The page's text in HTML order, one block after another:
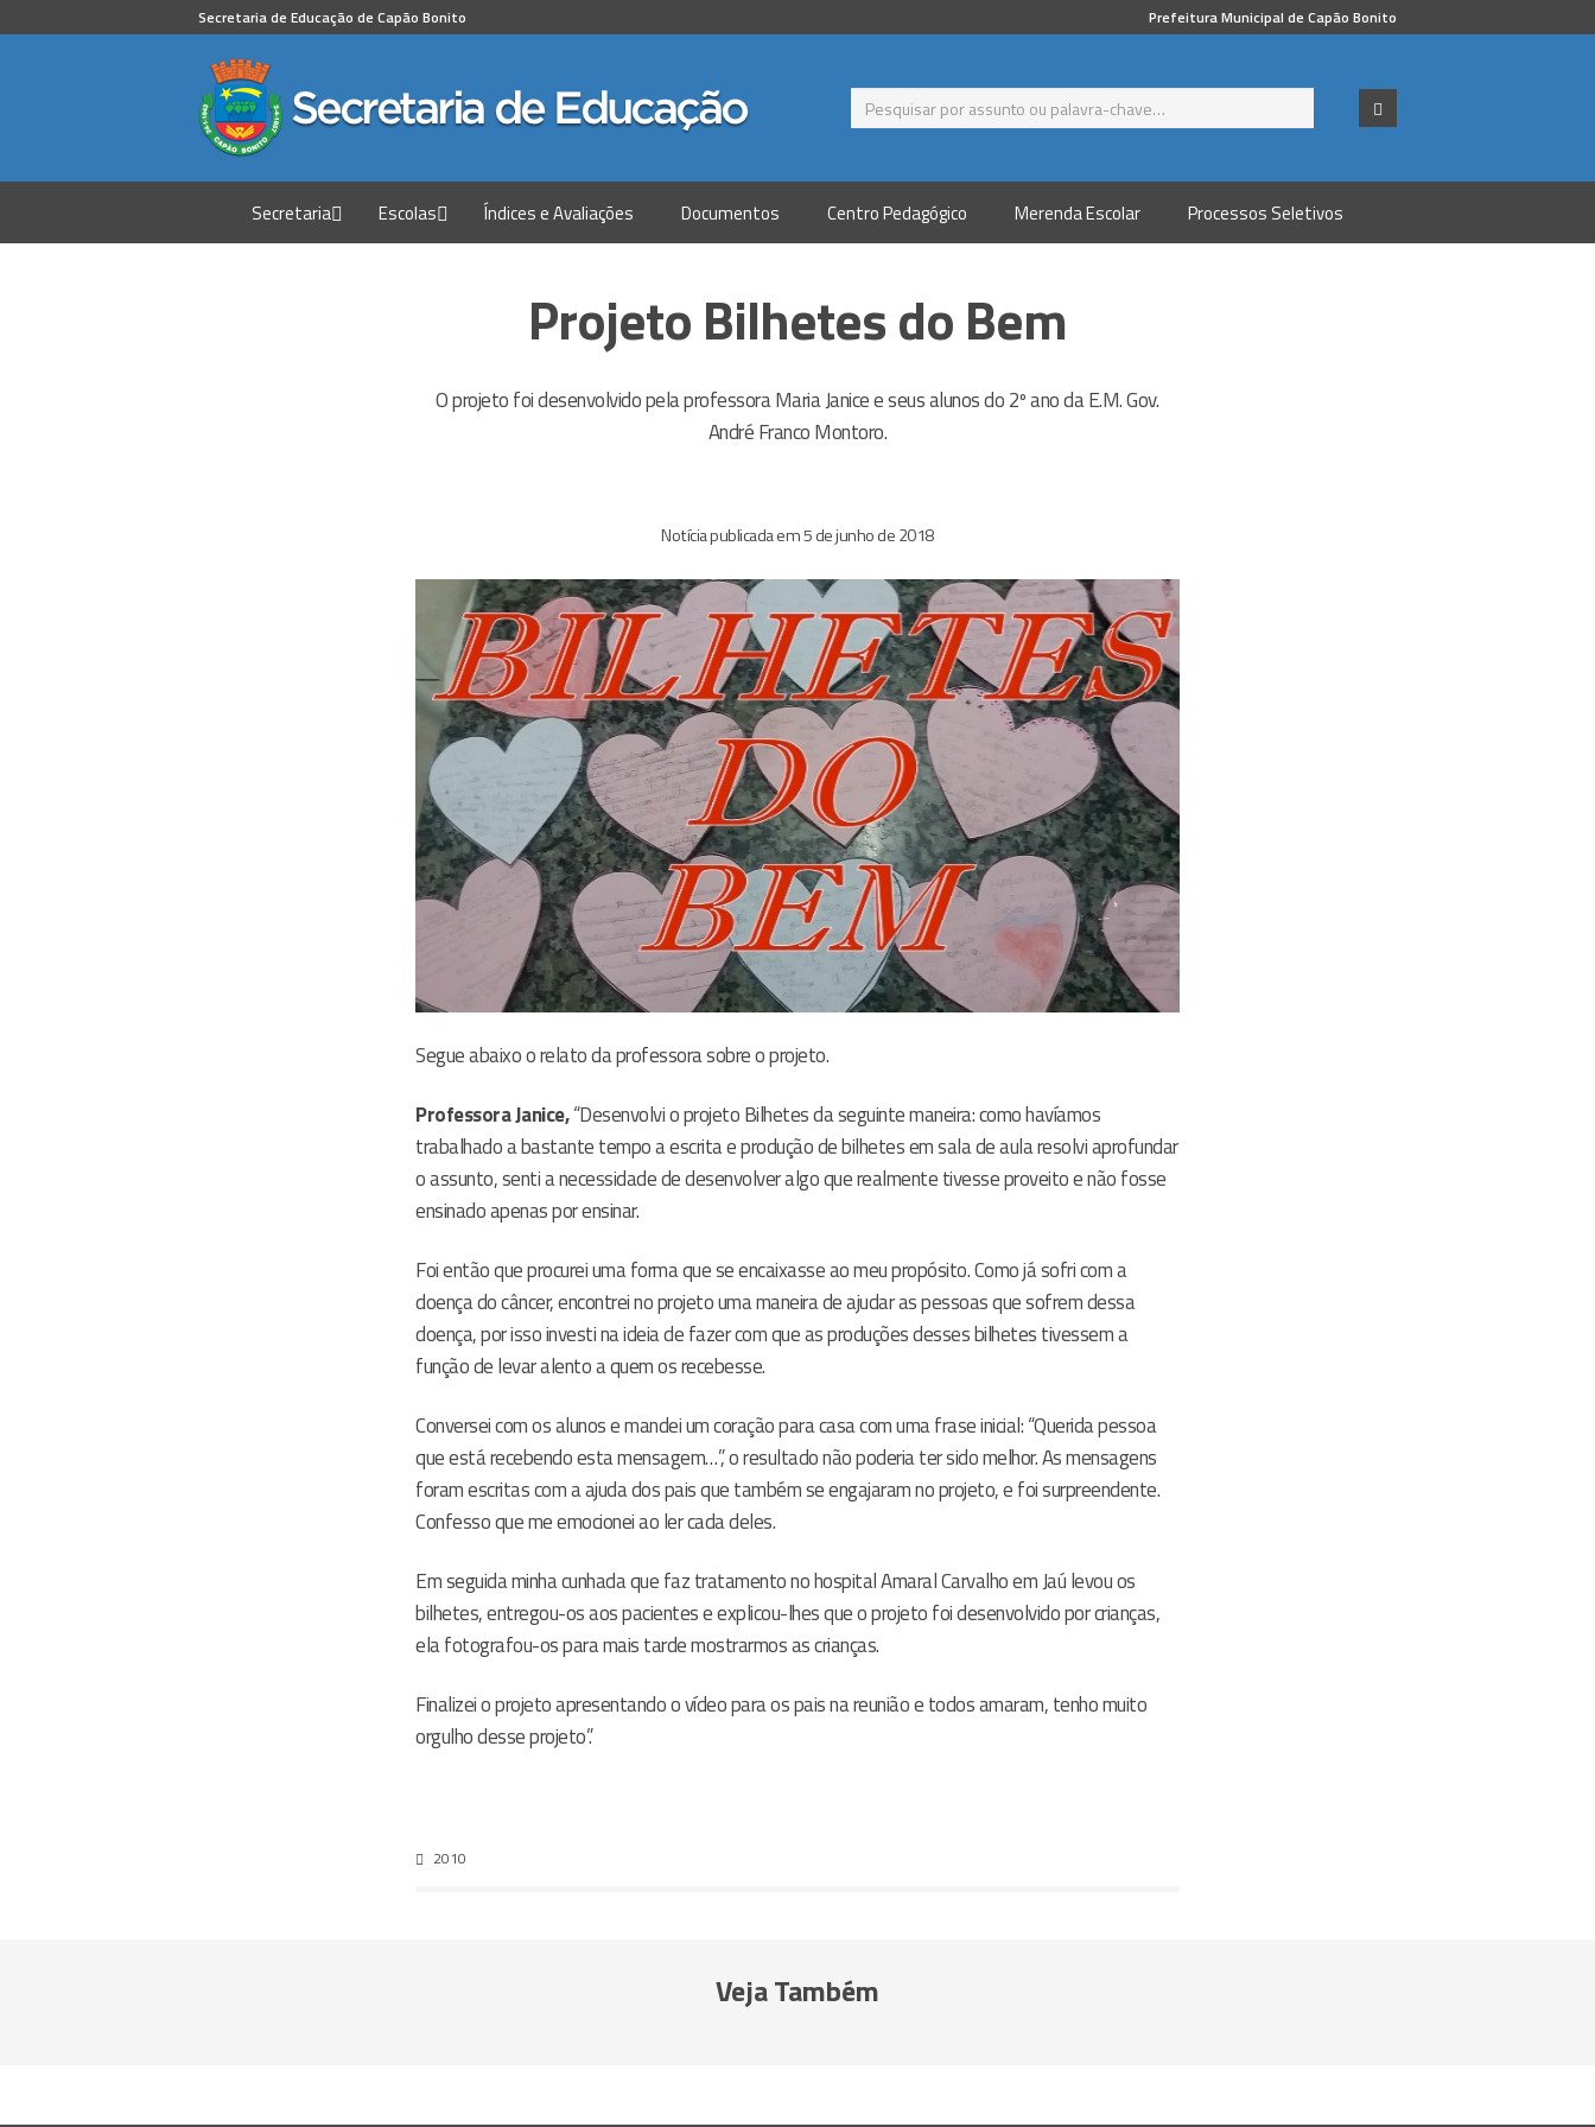
Secretaria de Educação de Capão Bonito Prefeitura Municipal de Capão Bonito
Secretaria Escolas Índices e Avaliações Documentos Centro Pedagógico Merenda Escolar Processos Seletivos
Projeto Bilhetes do Bem
O projeto foi desenvolvido pela professora Maria Janice e seus alunos do 2º ano da E.M. Gov.
André Franco Montoro.
Notícia publicada em 5 de junho de 2018
Segue abaixo o relato da professora sobre o projeto.
Professora Janice,“Desenvolvi o projeto Bilhetes da seguinte maneira: como havíamos
trabalhado a bastante tempo a escrita e produção de bilhetes em sala de aula resolvi aprofundar
o assunto, senti a necessidade de desenvolver algo que realmente tivesse proveito e não fosse
ensinado apenas por ensinar.
Foi então que procurei uma forma que se encaixasse ao meu propósito. Como já sofri com a
doença do câncer, encontrei no projeto uma maneira de ajudar as pessoas que sofrem dessa
doença, por isso investi na ideia de fazer com que as produções desses bilhetes tivessem a
função de levar alento a quem os recebesse.
Conversei com os alunos e mandei um coração para casa com uma frase inicial: “Querida pessoa
que está recebendo esta mensagem…”, o resultado não poderia ter sido melhor. As mensagens
foram escritas com a ajuda dos pais que também se engajaram no projeto, e foi surpreendente.
Confesso que me emocionei ao ler cada deles.
Em seguida minha cunhada que faz tratamento no hospital Amaral Carvalho em Jaú levou os
bilhetes, entregou-os aos pacientes e explicou-lhes que o projeto foi desenvolvido por crianças,
ela fotografou-os para mais tarde mostrarmos as crianças.
Finalizei o projeto apresentando o vídeo para os pais na reunião e todos amaram, tenho muito
orgulho desse projeto”.
2010
Veja Também